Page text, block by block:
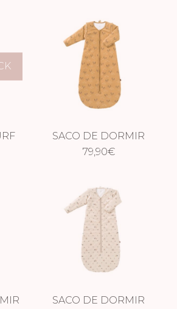
SACO DE DORMIR
FLECHAS
79,90€
SACO DE DORMIR